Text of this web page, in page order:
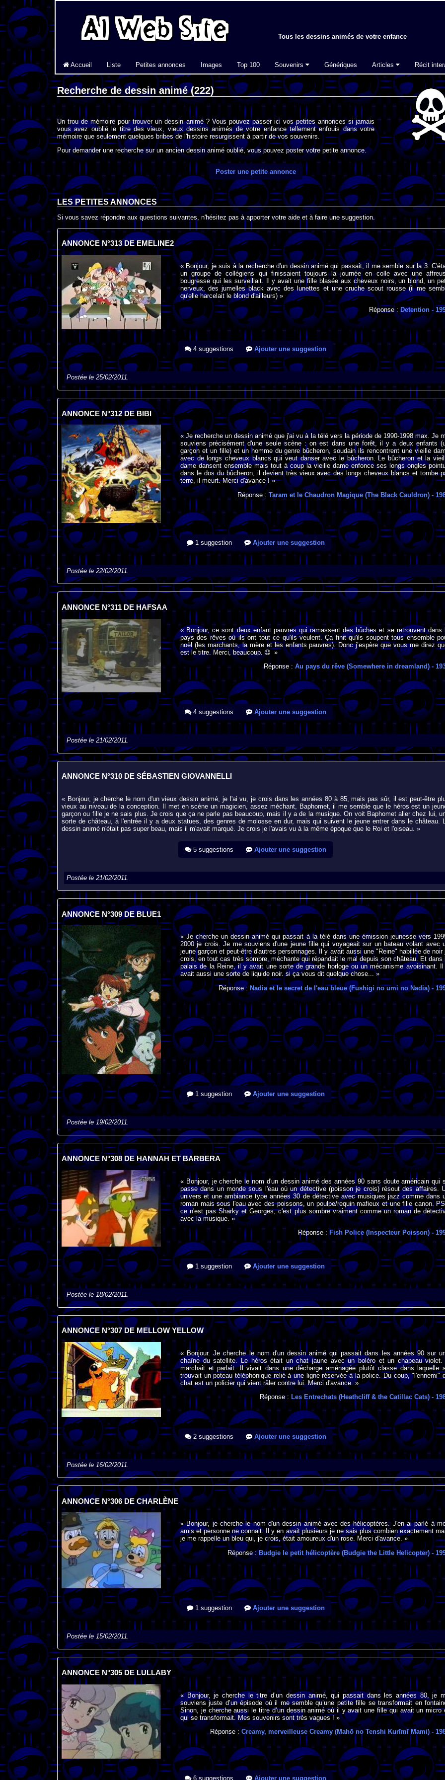
Tous les dessins animés de votre enfance
Accueil Liste Petites annonces Images Top 100 Souvenirs Génériques Articles Récit
Recherche de dessin animé (222)
Un trou de mémoire pour trouver un dessin animé ? Vous pouvez passer ici vos petites annonces si jamais
vous avez oublié le titre des vieux, vieux dessins animés de votre enfance tellement enfouis dans votre
mémoire que seulement quelques bribes de l'histoire resurgissent à partir de vos souvenirs.
Pour demander une recherche sur un ancien dessin animé oublié, vous pouvez poster votre petite annonce.
Poster une petite annonce
LES PETITES ANNONCES
Si vous savez répondre aux questions suivantes, n'hésitez pas à apporter votre aide et à faire une suggestion.
ANNONCE N°313 DE EMELINE2
« Bonjour, je suis à la recherche d'un dessin animé qui passait, il me semble sur la 3.
un groupe de collégiens qui finissaient toujours la journée en colle avec une
bougresse qui les surveillait. Il y avait une fille blasée aux cheveux noirs, un blond, un
nerveux, des jumelles black avec des lunettes et une cruche scout rousse (il me
qu'elle harcelait le blond d'ailleurs) »
Réponse :Detention -
4 suggestions Ajouter une suggestion
Postée le 25/02/2011.
ANNONCE N°312 DE BIBI
« Je recherche un dessin animé que j'ai vu à la télé vers la période de 1990-1998 max. Je
souviens précisément d'une seule scène : on est dans une forêt, il y a deux enfants
garçon et un fille) et un homme du genre bûcheron, soudain ils rencontrent une vieille
avec de longs cheveux blancs qui veut danser avec le bûcheron. Le bûcheron et la
dame dansent ensemble mais tout à coup la vieille dame enfonce ses longs ongles
dans le dos du bûcheron, il devient très vieux avec des longs cheveux blancs et tombe
terre, il meurt. Merci d'avance ! »
Réponse :Taram et le Chaudron Magique (The Black Cauldron) -
1 suggestion Ajouter une suggestion
Postée le 22/02/2011.
ANNONCE N°311 DE HAFSAA
« Bonjour, ce sont deux enfant pauvres qui ramassent des bûches et se retrouvent dans
pays des rêves où ils ont tout ce qu'ils veulent. Ça finit qu'ils soupent tous ensemble
noël (les marchants, la mère et les enfants pauvres). Donc j’espère que vous me direz
est le titre. Merci, beaucoup.
»
Réponse :Au pays du rêve (Somewhere in dreamland)-
4 suggestions Ajouter une suggestion
Postée le 21/02/2011.
ANNONCE N°310 DE SÉBASTIEN GIOVANNELLI
« Bonjour, je cherche le nom d'un vieux dessin animé, je l'ai vu, je crois dans les années 80 à 85, mais pas sûr, il est peut-être
vieux au niveau de la conception. Il met en scène un magicien, assez méchant, Baphomet, il me semble que le héros est un
garçon ou fille je ne sais plus. Je crois que ça ne parle pas beaucoup, mais il y a de la musique. On voit Baphomet aller chez lui,
sorte de château, à l'entrée il y a deux statues, des genres de molosse en dur, mais qui suivent le jeune entrer dans le château.
dessin animé n'était pas super beau, mais il m'avait marqué. Je crois je l'avais vu à la même époque que le Roi et l'oiseau. »
5 suggestions Ajouter une suggestion
Postée le 21/02/2011.
ANNONCE N°309 DE BLUE1
« Je cherche un dessin animé qui passait à la télé dans une émission jeunesse vers
2000 je crois. Je me souviens d'une jeune fille qui voyageait sur un bateau volant avec
jeune garçon et peut-être d'autres personnages. Il y avait aussi une "Reine" habillée de noir
crois, en tout cas très sombre, méchante qui répandait le mal depuis son château. Et dans
palais de la Reine, il y avait une sorte de grande horloge ou un mécanisme avoisinant.
avait aussi une sorte de liquide noir. si ça vous dit quelque chose... »
Réponse : Nadia et le secret de l'eau bleue (Fushigi no umi no Nadia)-
1 suggestion Ajouter une suggestion
Postée le 19/02/2011.
ANNONCE N°308 DE HANNAH ET BARBERA
« Bonjour, je cherche le nom d'un dessin animé des années 90 sans doute américain qui
passe dans un monde sous l'eau où un détective (poisson je crois) résout des affaires.
univers et une ambiance type années 30 de détective avec musiques jazz comme dans
roman mais sous l'eau avec des poissons, un poulpe/requin mafieux et une fille canon.
ce n'est pas Sharky et Georges, c'est plus sombre vraiment comme un roman de
avec la musique. »
Réponse : Fish Police (Inspecteur Poisson) -
1 suggestion Ajouter une suggestion
Postée le 18/02/2011.
ANNONCE N°307 DE MELLOW YELLOW
« Bonjour. Je cherche le nom d'un dessin animé qui passait dans les années 90 sur
chaîne du satellite. Le héros était un chat jaune avec un boléro et un chapeau violet.
marchait et parlait. Il vivait dans une décharge aménagée plutôt classe dans laquelle
trouvait un poteau téléphonique relié à une ligne réservée à la police. Du coup, "l'ennemi"
chat est un policier qui vient râler contre lui. Merci d'avance. »
Réponse : Les Entrechats (Heathcliff & the Catillac Cats)-
2 suggestions Ajouter une suggestion
Postée le 16/02/2011.
ANNONCE N°306 DE CHARLÈNE
« Bonjour, je cherche le nom d'un dessin animé avec des hélicoptères. J'en ai parlé à
amis et personne ne connait. Il y en avait plusieurs je ne sais plus combien exactement
je me rappelle un bleu qui, je crois, était amoureux d'un rose. Merci d'avance. »
Réponse :Budgie le petit hélicoptère (Budgie the Little Helicopter)-
1 suggestion Ajouter une suggestion
Postée le 15/02/2011.
ANNONCE N°305 DE LULLABY
« Bonjour, je cherche le titre d’un dessin animé, qui passait dans les années 80, je
souviens juste d’un épisode où il me semble qu’une petite fille se transformait en
Sinon, je cherche aussi le titre d’un dessin animé où il y avait une fille qui avait un micro
qui se transformait. Mes souvenirs sont très vagues ! »
Réponse :Creamy, merveilleuse Creamy (Mahō no Tenshi Kurīmī Mami)-
6 suggestions Ajouter une suggestion